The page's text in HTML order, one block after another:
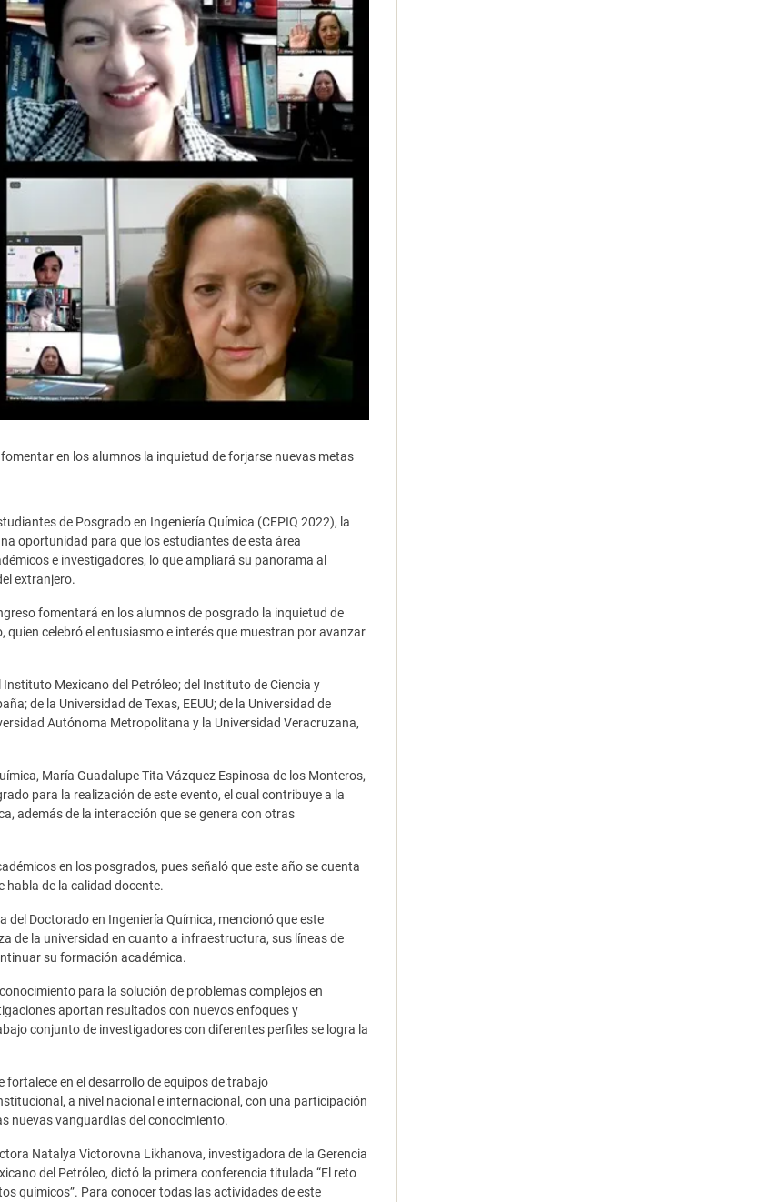
en los alumnos la inquietud de forjarse nuevas metas
de Posgrado en Ingeniería Química (CEPIQ 2022), la
oportunidad para que los estudiantes de esta área
e investigadores, lo que ampliará su panorama al
extranjero.
fomentará en los alumnos de posgrado la inquietud de
celebró el entusiasmo e interés que muestran por avanzar
Mexicano del Petróleo; del Instituto de Ciencia y
de la Universidad de Texas, EEUU; de la Universidad de
Autónoma Metropolitana y la Universidad Veracruzana,
María Guadalupe Tita Vázquez Espinosa de los Monteros,
para la realización de este evento, el cual contribuye a la
además de la interacción que se genera con otras
en los posgrados, pues señaló que este año se cuenta
habla de la calidad docente.
Doctorado en Ingeniería Química, mencionó que este
de la universidad en cuanto a infraestructura, sus líneas de
su formación académica.
para la solución de problemas complejos en
aportan resultados con nuevos enfoques y
conjunto de investigadores con diferentes perfiles se logra la
fortalece en el desarrollo de equipos de trabajo
a nivel nacional e internacional, con una participación
nuevas vanguardias del conocimiento.
Natalya Victorovna Likhanova, investigadora de la Gerencia
del Petróleo, dictó la primera conferencia titulada “El reto
químicos”. Para conocer todas las actividades de este